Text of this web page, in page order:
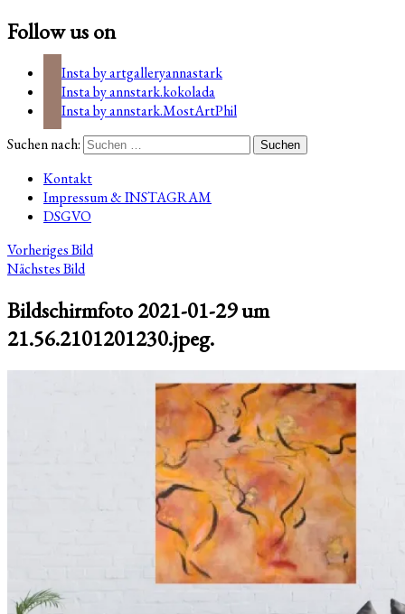
Follow us on
Insta by artgalleryannastark
Insta by annstark.kokolada
Insta by annstark.MostArtPhil
Suchen nach:
Kontakt
Impressum & INSTAGRAM
DSGVO
Vorheriges Bild
Nächstes Bild
Bildschirmfoto 2021-01-29 um
21.56.2101201230.jpeg.